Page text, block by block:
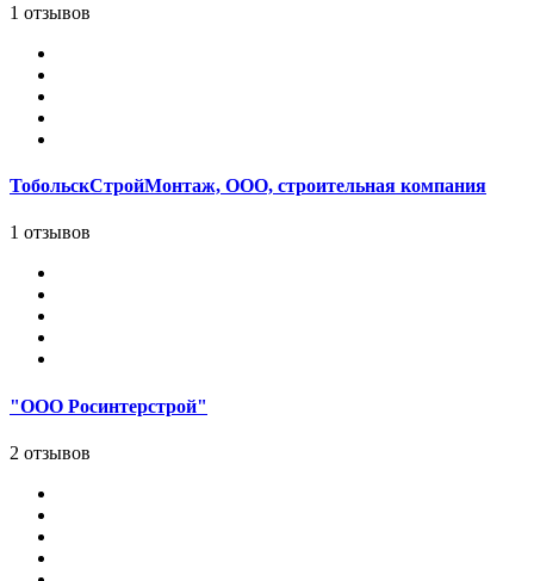
1 отзывов
ТобольскСтройМонтаж, ООО, строительная компания
1 отзывов
"ООО Росинтерстрой"
2 отзывов